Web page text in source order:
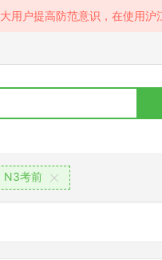
户提高防范意识，在使用沪
N3考前